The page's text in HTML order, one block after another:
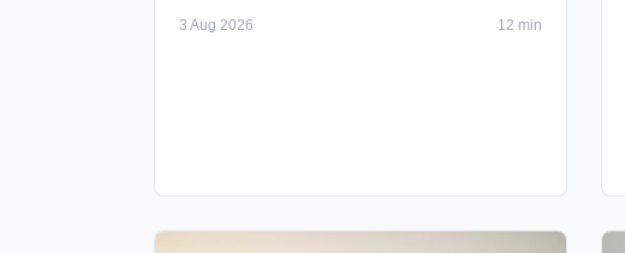
3 Aug 2026 12 min